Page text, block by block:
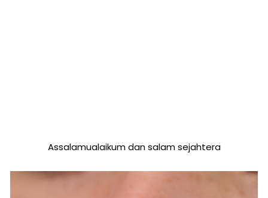
Assalamualaikum dan salam sejahtera